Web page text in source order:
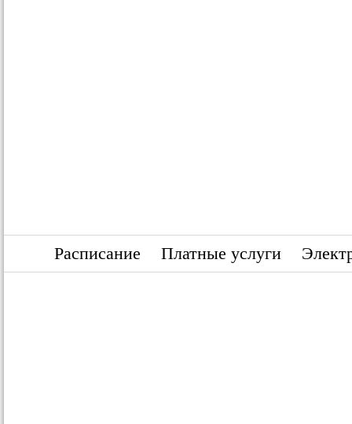
Расписание Платные услуги